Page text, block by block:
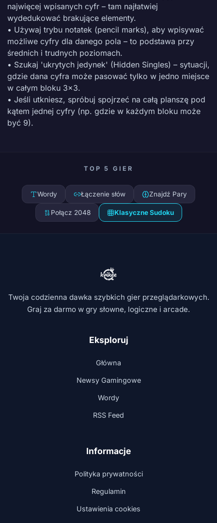
najwięcej wpisanych cyfr – tam najłatwiej
wydedukować brakujące elementy.
• Używaj trybu notatek (pencil marks), aby wpisywać
możliwe cyfry dla danego pola – to podstawa przy
średnich i trudnych poziomach.
• Szukaj 'ukrytych jedynek' (Hidden Singles) – sytuacji,
gdzie dana cyfra może pasować tylko w jedno miejsce
w całym bloku 3x3.
• Jeśli utkniesz, spróbuj spojrzeć na całą planszę pod
kątem jednej cyfry (np. gdzie w każdym bloku może
być 9).
TOP 5 GIER
Wordy Łączenie słów Znajdź Pary
Połącz 2048 Klasyczne Sudoku
Twoja codzienna dawka szybkich gier przeglądarkowych.
Graj za darmo w gry słowne, logiczne i arcade.
Eksploruj
Główna
Newsy Gamingowe
Wordy
RSS Feed
Informacje
Polityka prywatności
Regulamin
Ustawienia cookies